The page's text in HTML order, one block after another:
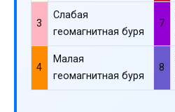
3
Слабая
геомагнитная буря
7
4
Малая
геомагнитная буря
8